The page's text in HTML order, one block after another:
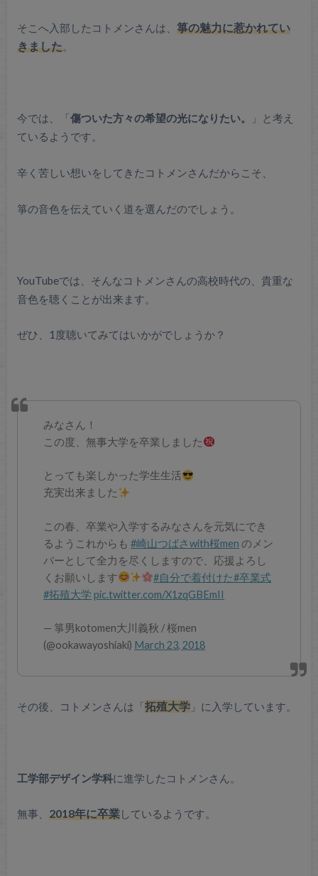
そこへ入部したコトメンさんは、 箏の魅力に惹かれてい
きました。
今では、「傷ついた方々の希望の光になりたい。
」と考え
ているようです。
辛く苦しい想いをしてきたコトメンさんだからこそ、
箏の音色を伝えていく道を選んだのでしょう。
YouTubeでは、そんなコトメンさんの高校時代の、貴重な
音色を聴くことが出来ます。
ぜひ、1度聴いてみてはいかがでしょうか？
みなさん！
この度、無事大学を卒業しました
とっても楽しかった学生生活
充実出来ました
この春、卒業や入学するみなさんを元気にでき
るようこれからも#崎山つばさwith桜men のメン
バーとして全力を尽くしますので、応援よろし
くお願いします
#自分で着付けた#卒業式
#拓殖大学 pic.twitter.com/X1zqGBEmII
— 箏男kotomen大川義秋 / 桜men
(@ookawayoshiaki) March 23, 2018
その後、コトメンさんは「拓殖大学」に入学しています。
工学部デザイン学科に進学したコトメンさん。
無事、 2018年に卒業しているようです。